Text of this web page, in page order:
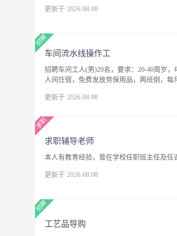
更新于 2026.08.08
车间流水线操作工
招聘车间工人(男)20名，要求：20-40周岁
人间住宿，免费发放劳保用品，两班倒，
更新于 2026.08.08
求职辅导老师
本人有教育经验，曾在学校任职班主任及
更新于 2026.08.08
工艺品导购